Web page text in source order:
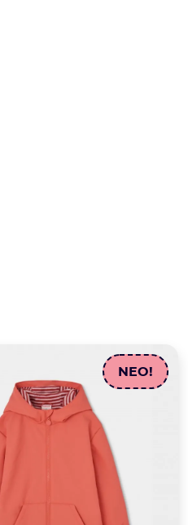
NEO!